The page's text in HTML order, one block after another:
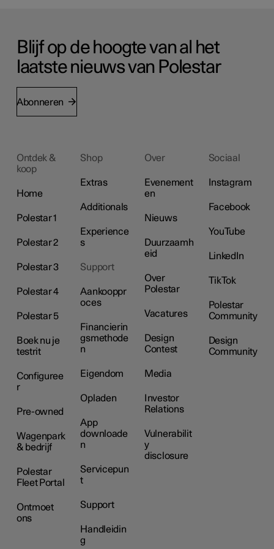
Blijf op de hoogte van al het
laatste nieuws van Polestar
Abonneren
Ontdek &
koop
Home
Polestar 1
Polestar 2
Polestar 3
Polestar 4
Polestar 5
Boek nu je
testrit
Configuree
r
Pre-owned
Wagenpark
& bedrijf
Polestar
Fleet Portal
Ontmoet
ons
Shop
Extras
Additionals
Experience
s
Support
Aankooppr
oces
Financierin
gsmethode
n
Eigendom
Opladen
App
downloade
n
Servicepun
t
Support
Handleidin
g
Over
Evenement
en
Nieuws
Duurzaamh
eid
Over
Polestar
Vacatures
Design
Contest
Media
Investor
Relations
Vulnerabilit
y
disclosure
Sociaal
Instagram
Facebook
YouTube
LinkedIn
TikTok
Polestar
Community
Design
Community